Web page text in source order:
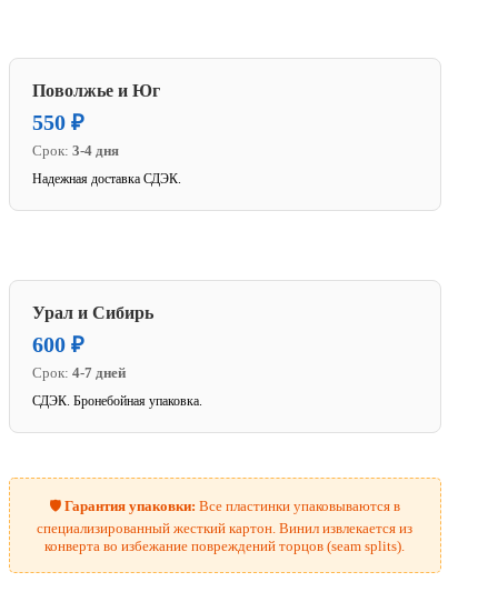
Поволжье и Юг
550 ₽
Срок: 3-4 дня
Надежная доставка СДЭК.
Урал и Сибирь
600 ₽
Срок: 4-7 дней
СДЭК. Бронебойная упаковка.
🛡️Гарантия упаковки: Все пластинки упаковываются в
специализированный жесткий картон. Винил извлекается из
конверта во избежание повреждений торцов (seam splits).